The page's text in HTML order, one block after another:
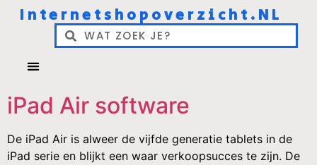
Internetshopoverzicht.NL
iPad Air software
De iPad Air is alweer de vijfde generatie tablets in de
iPad serie en blijkt een waar verkoopsucces te zijn. De